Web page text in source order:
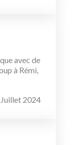
avec de
à Rémi,
Juillet 2024